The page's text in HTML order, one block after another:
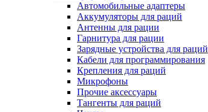
Автомобильные адаптеры
Аккумуляторы для раций
Антенны для рации
Гарнитура для рации
Зарядные устройства для раций
Кабели для программирования
Крепления для раций
Микрофоны
Прочие аксессуары
Тангенты для раций